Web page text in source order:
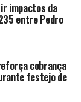
impactos da
entre Pedro
cobrança
festejo de